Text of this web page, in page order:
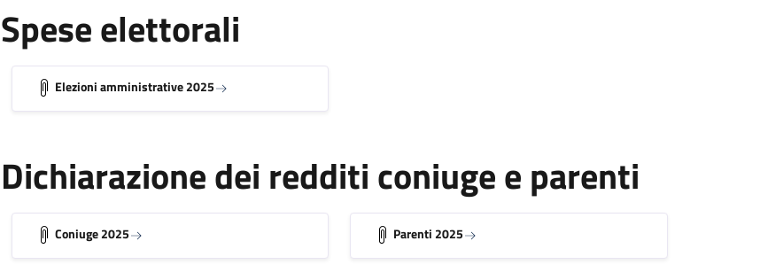
Spese elettorali
Elezioni amministrative 2025
Dichiarazione dei redditi coniuge e parenti
Coniuge 2025 Parenti 2025